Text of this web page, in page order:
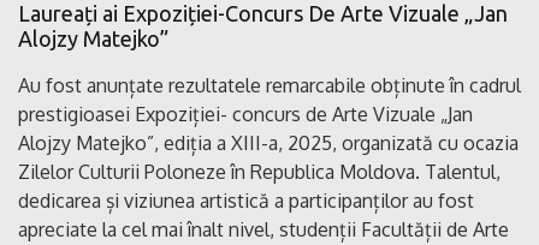
Laureați ai Expoziției-Concurs De Arte Vizuale „Jan
Alojzy Matejko”
Au fost anunțate rezultatele remarcabile obținute în cadrul
prestigioasei Expoziției- concurs de Arte Vizuale „Jan
Alojzy Matejko”, ediția a XIII-a, 2025, organizată cu ocazia
Zilelor Culturii Poloneze în Republica Moldova. Talentul,
dedicarea și viziunea artistică a participanților au fost
apreciate la cel mai înalt nivel, studenții Facultății de Arte